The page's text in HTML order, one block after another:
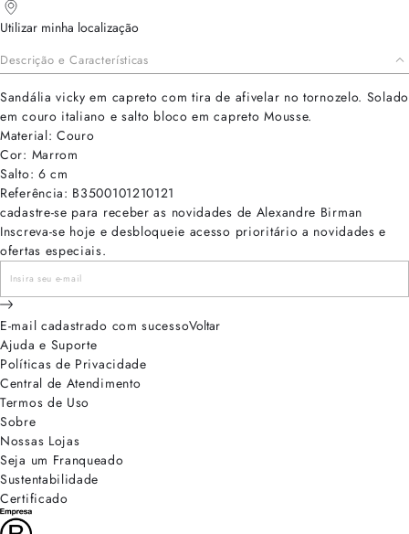
Utilizar minha localização
Descrição e Características
Sandália vicky em capreto com tira de afivelar no tornozelo. Solado
em couro italiano e salto bloco em capreto Mousse.
Material: Couro
Cor: Marrom
Salto: 6 cm
Referência: B3500101210121
cadastre-se para receber as novidades de Alexandre Birman
Inscreva-se hoje e desbloqueie acesso prioritário a novidades e
ofertas especiais.
E-mail cadastrado com sucessoVoltar
Ajuda e Suporte
Políticas de Privacidade
Central de Atendimento
Termos de Uso
Sobre
Nossas Lojas
Seja um Franqueado
Sustentabilidade
Certificado